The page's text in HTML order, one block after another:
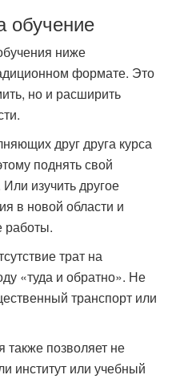
обучение
ниже
формате. Это
но и расширить
друг друга курса
поднять свой
изучить другое
в новой области и
работы.
трат на
«туда и обратно». Не
транспорт или
позволяет не
институт или учебный